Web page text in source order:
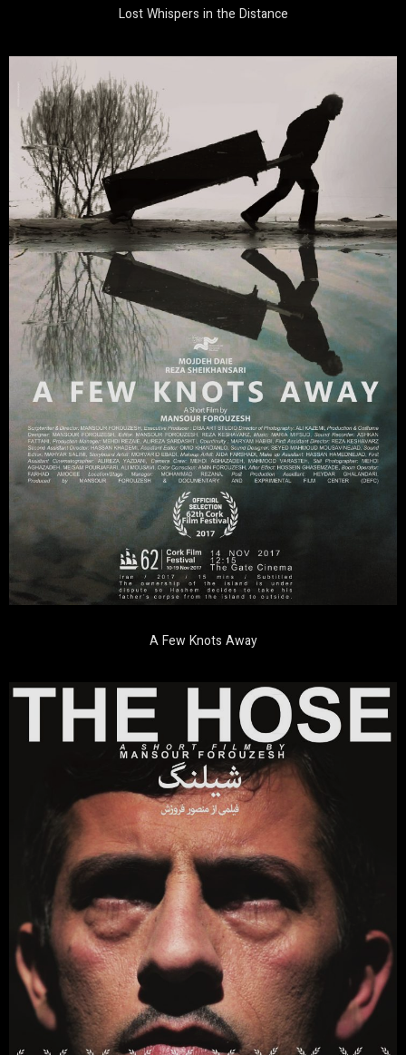
Lost Whispers in the Distance
A Few Knots Away